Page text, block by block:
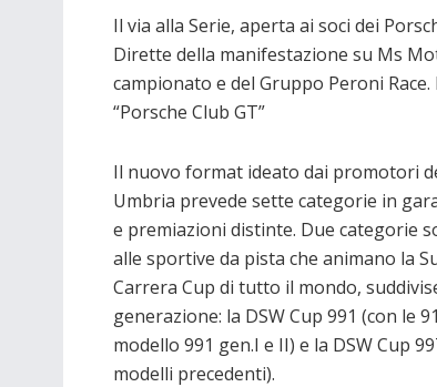
Il via alla Serie, aperta ai soci dei
Dirette della manifestazione su Ms
campionato e del Gruppo Peroni
“Porsche Club GT”
Il nuovo format ideato dai promotori
Umbria prevede sette categorie in
e premiazioni distinte. Due categorie
alle sportive da pista che animano la
Carrera Cup di tutto il mondo,
generazione: la DSW Cup 991 (con le
modello 991 gen.I e II) e la DSW Cup
modelli precedenti).